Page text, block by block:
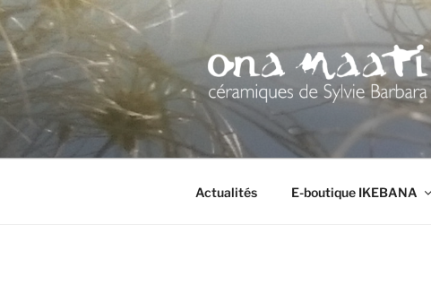
Aller
au
contenu
principal
Actualités E-boutique IKEBANA